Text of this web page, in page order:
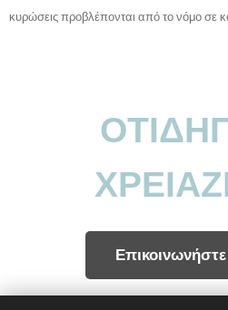
κυρώσεις προβλέπονται από το νόμο σε